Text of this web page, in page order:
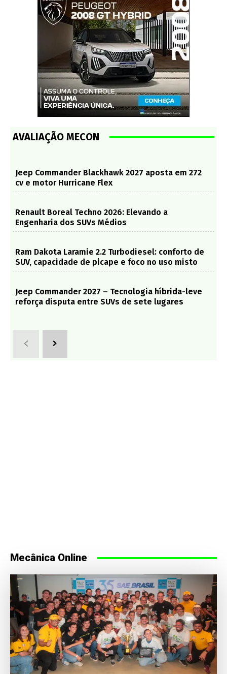
AVALIAÇÃO MECON
Jeep Commander Blackhawk 2027 aposta em 272
cv e motor Hurricane Flex
Renault Boreal Techno 2026: Elevando a
Engenharia dos SUVs Médios
Ram Dakota Laramie 2.2 Turbodiesel: conforto de
SUV, capacidade de picape e foco no uso misto
Jeep Commander 2027 – Tecnologia híbrida-leve
reforça disputa entre SUVs de sete lugares
Mecânica Online